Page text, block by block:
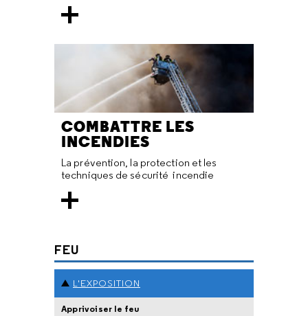
COMBATTRE LES
INCENDIES
La prévention, la protection et les
techniques de sécurité incendie
FEU
L'EXPOSITION
Apprivoiser le feu